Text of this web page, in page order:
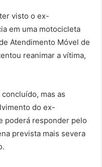
visto o ex-
em uma motocicleta
Atendimento Móvel de
reanimar a vítima,
mas as
do ex-
poderá responder pelo
prevista mais severa